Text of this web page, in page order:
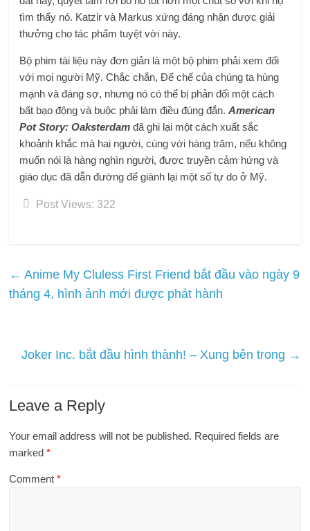
tìm thấy nó. Katzir và Markus xứng đáng nhận được giải
thưởng cho tác phẩm tuyệt vời này.
Bộ phim tài liệu này đơn giản là một bộ phim phải xem đối
với mọi người Mỹ. Chắc chắn, Đế chế của chúng ta hùng
mạnh và đáng sợ, nhưng nó có thể bị phản đối một cách
bất bạo động và buộc phải làm điều đúng đắn.American
Pot Story: Oaksterdam đã ghi lại một cách xuất sắc
khoảnh khắc mà hai người, cùng với hàng trăm, nếu không
muốn nói là hàng nghìn người, được truyền cảm hứng và
giáo dục đã dẫn đường để giành lại một số tự do ở Mỹ.
Post Views: 322
← Anime My Cluless First Friend bắt đầu vào ngày 9
tháng 4, hình ảnh mới được phát hành
Joker Inc. bắt đầu hình thành! – Xung bên trong →
Leave a Reply
Your email address will not be published. Required fields are
marked*
Comment*